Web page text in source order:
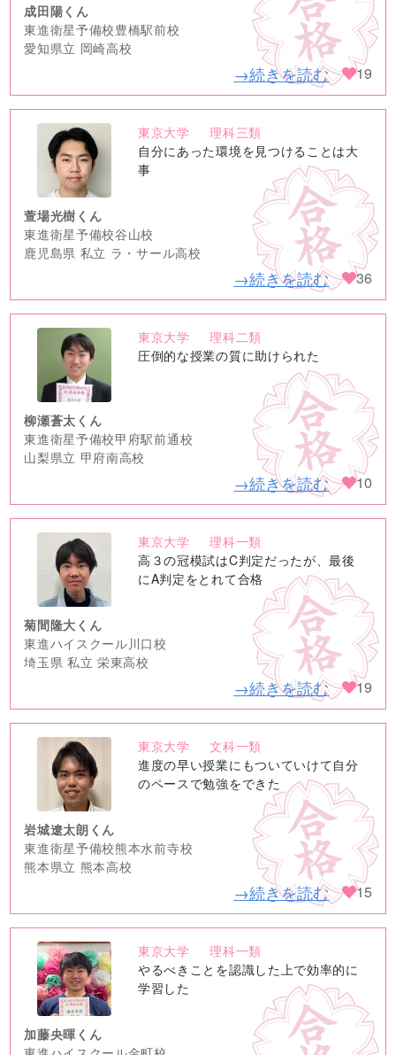
成田陽くん
東進衛星予備校豊橋駅前校
愛知県立 岡崎高校
→続きを読む 19
no
image
東京大学
理科三類
自分にあった環境を見つけることは大
事
萱場光樹くん
東進衛星予備校谷山校
鹿児島県 私立 ラ・サール高校
→続きを読む 36
no
image
東京大学
理科二類
圧倒的な授業の質に助けられた
柳瀬蒼太くん
東進衛星予備校甲府駅前通校
山梨県立 甲府南高校
→続きを読む 10
no
image
東京大学
理科一類
高３の冠模試はC判定だったが、最後
にA判定をとれて合格
菊間隆大くん
東進ハイスクール川口校
埼玉県 私立 栄東高校
→続きを読む 19
no
image
東京大学
文科一類
進度の早い授業にもついていけて自分
のペースで勉強をできた
岩城遼太朗くん
東進衛星予備校熊本水前寺校
熊本県立 熊本高校
→続きを読む 15
no
image
東京大学
理科一類
やるべきことを認識した上で効率的に
学習した
加藤央暉くん